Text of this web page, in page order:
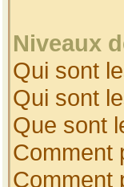
Niveaux
Qui sont
Qui sont
Que sont
Comment
Comment